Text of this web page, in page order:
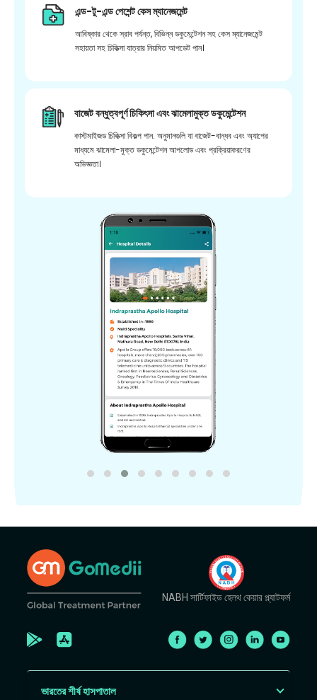
এন্ড-টু-এন্ড পেশেন্ট কেস ম্যানেজমেন্ট
আবিষ্কার থেকে স্রাব পর্যন্ত, বিভিন্ন ডকুমেন্টেশন সহ কেস ম্যানেজমেন্ট
সহায়তা সহ চিকিত্সা যাত্রার নিয়মিত আপডেট পান।
বাজেট বন্ধুত্বপূর্ণ চিকিৎসা এবং ঝামেলামুক্ত ডকুমেন্টেশন
কাস্টমাইজড চিকিত্সা বিকল্প পান. অনুমানগুলি যা বাজেট-বান্ধব এবং অ্যাপের
মাধ্যমে ঝামেলা-মুক্ত ডকুমেন্টেশন আপলোড এবং প্রক্রিয়াকরণের
অভিজ্ঞতা।
NABH সার্টিফাইড হেলথ কেয়ার প্ল্যাটফর্ম
ভারতের শীর্ষ হাসপাতাল